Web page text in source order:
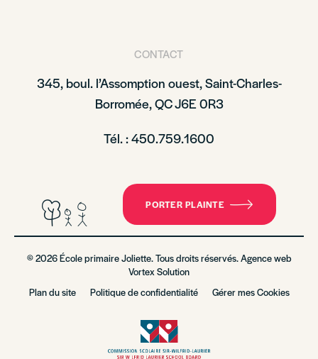
CONTACT
345, boul. l’Assomption ouest, Saint-Charles-
Borromée, QC J6E 0R3
Tél. : 450.759.1600
PORTER PLAINTE
© 2026 École primaire Joliette. Tous droits réservés. Agence web
Vortex Solution
Plan du site
Politique de confidentialité Gérer mes Cookies